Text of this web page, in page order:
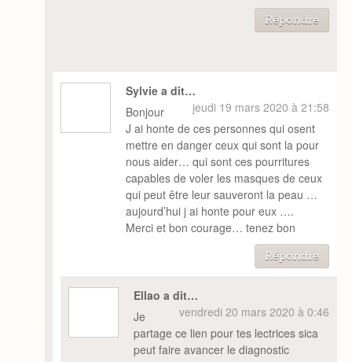
Répondre
Sylvie a dit…
jeudi 19 mars 2020 à 21:58
Bonjour
J ai honte de ces personnes qui osent
mettre en danger ceux qui sont la pour
nous aider… qui sont ces pourritures
capables de voler les masques de ceux
qui peut être leur sauveront la peau …
aujourd’hui j ai honte pour eux ….
Merci et bon courage… tenez bon
Répondre
Ellao a dit…
vendredi 20 mars 2020 à 0:46
Je
partage ce lien pour tes lectrices sica
peut faire avancer le diagnostic